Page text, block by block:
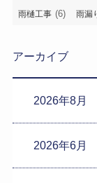
雨樋工事 (6) 雨漏
アーカイブ
2026年8月
2026年6月